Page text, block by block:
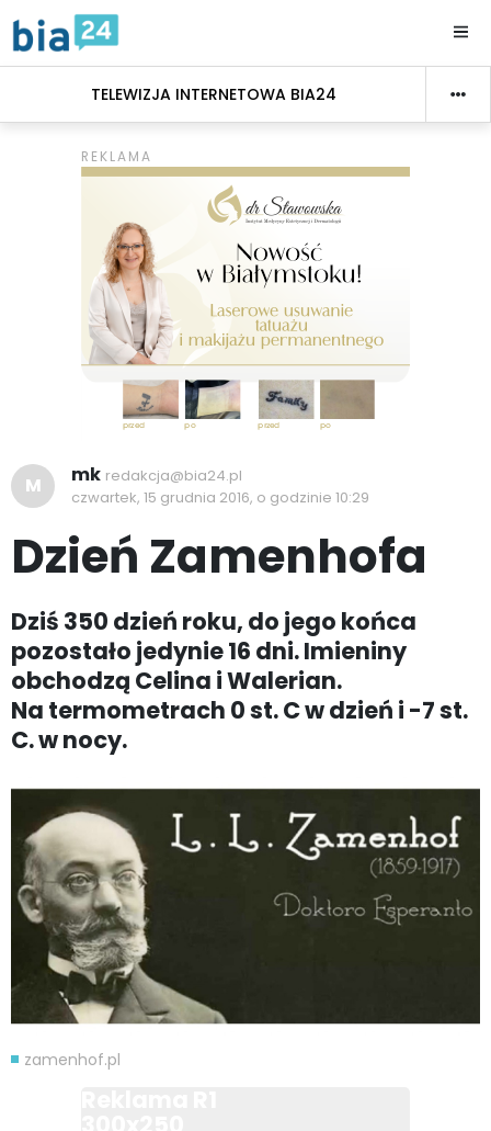
TELEWIZJA INTERNETOWA BIA24
M mk redakcja@bia24.pl
czwartek, 15 grudnia 2016, o godzinie 10:29
Dzień Zamenhofa
Dziś 350 dzień roku, do jego końca
pozostało jedynie 16 dni. Imieniny
obchodzą Celina i Walerian.
Na termometrach 0 st. C w dzień i -7 st.
C. w nocy.
zamenhof.pl